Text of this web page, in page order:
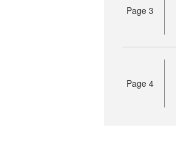
Page 3
Page 4